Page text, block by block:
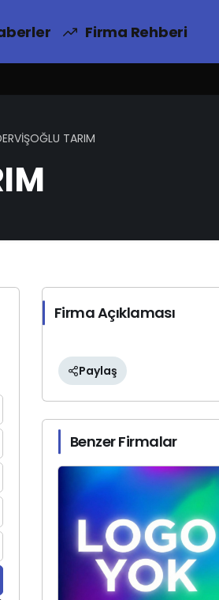
Firma Rehberi
TARIM
Firma Açıklaması
Paylaş
Benzer Firmalar